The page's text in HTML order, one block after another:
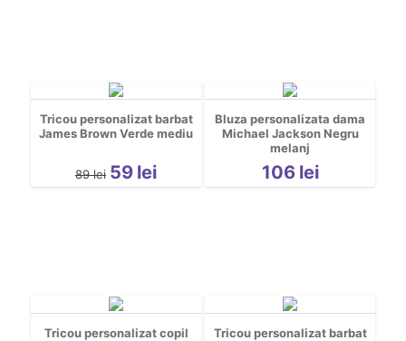
Tricou personalizat barbat
James Brown Verde mediu
89 lei 59 lei
Bluza personalizata dama
Michael Jackson Negru
melanj
106 lei
Tricou personalizat copil
Tricou personalizat barbat